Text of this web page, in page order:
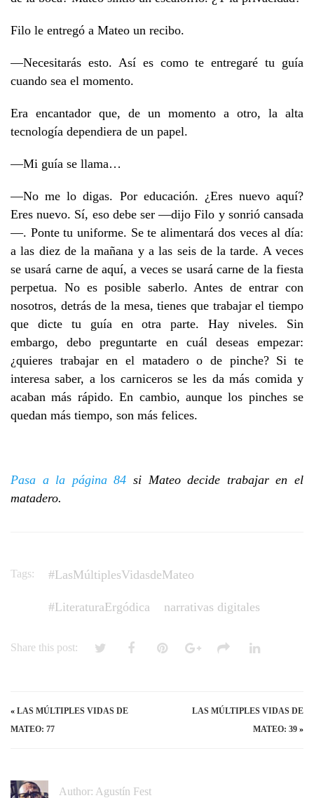
Filo le entregó a Mateo un recibo.
—Necesitarás esto. Así es como te entregaré tu guía
cuando sea el momento.
Era encantador que, de un momento a otro, la alta
tecnología dependiera de un papel.
—Mi guía se llama…
—No me lo digas. Por educación. ¿Eres nuevo aquí?
Eres nuevo. Sí, eso debe ser —dijo Filo y sonrió cansada
—. Ponte tu uniforme. Se te alimentará dos veces al día:
a las diez de la mañana y a las seis de la tarde. A veces
se usará carne de aquí, a veces se usará carne de la fiesta
perpetua. No es posible saberlo. Antes de entrar con
nosotros, detrás de la mesa, tienes que trabajar el tiempo
que dicte tu guía en otra parte. Hay niveles. Sin
embargo, debo preguntarte en cuál deseas empezar:
¿quieres trabajar en el matadero o de pinche? Si te
interesa saber, a los carniceros se les da más comida y
acaban más rápido. En cambio, aunque los pinches se
quedan más tiempo, son más felices.
Pasa a la página 84 si Mateo decide trabajar en el
matadero.
Tags: #LasMúltiplesVidasdeMateo
#LiteraturaErgódica narrativas digitales
Share this post:
« LAS MÚLTIPLES VIDAS DE
MATEO: 77
LAS MÚLTIPLES VIDAS DE
MATEO: 39 »
Author: Agustín Fest